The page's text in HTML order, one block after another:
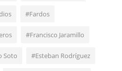
#Fardos
#Francisco Jaramillo
Soto #Esteban Rodríguez